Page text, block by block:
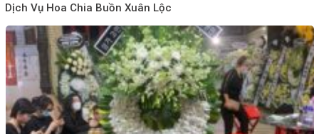
Dịch Vụ Hoa Chia Buồn Xuân Lộc